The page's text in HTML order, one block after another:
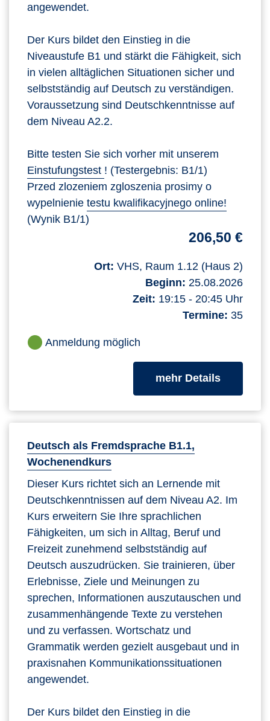
angewendet.
Der Kurs bildet den Einstieg in die
Niveaustufe B1 und stärkt die Fähigkeit, sich
in vielen alltäglichen Situationen sicher und
selbstständig auf Deutsch zu verständigen.
Voraussetzung sind Deutschkenntnisse auf
dem Niveau A2.2.
Bitte testen Sie sich vorher mit unserem
Einstufungstest ! (Testergebnis: B1/1)
Przed zlozeniem zgloszenia prosimy o
wypelnienie testu kwalifikacyjnego online!
(Wynik B1/1)
206,50 €
Ort: VHS, Raum 1.12 (Haus 2)
Beginn: 25.08.2026
Zeit: 19:15 - 20:45 Uhr
Termine: 35
Anmeldung möglich
mehr Detailszum
Deutsch als Fremdsprache B1.1,
Wochenendkurs
Dieser Kurs richtet sich an Lernende mit
Deutschkenntnissen auf dem Niveau A2. Im
Kurs erweitern Sie Ihre sprachlichen
Fähigkeiten, um sich in Alltag, Beruf und
Freizeit zunehmend selbstständig auf
Deutsch auszudrücken. Sie trainieren, über
Erlebnisse, Ziele und Meinungen zu
sprechen, Informationen auszutauschen und
zusammenhängende Texte zu verstehen
und zu verfassen. Wortschatz und
Grammatik werden gezielt ausgebaut und in
praxisnahen Kommunikationssituationen
angewendet.
Der Kurs bildet den Einstieg in die